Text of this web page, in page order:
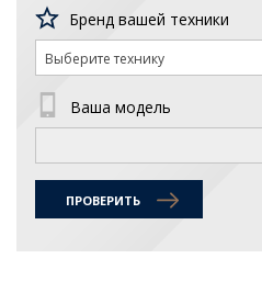
Бренд вашей техники
Выберите технику
Ваша модель
ПРОВЕРИТЬ